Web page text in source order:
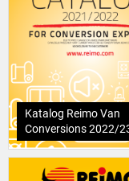
Katalog Reimo Van
Conversions 2022/